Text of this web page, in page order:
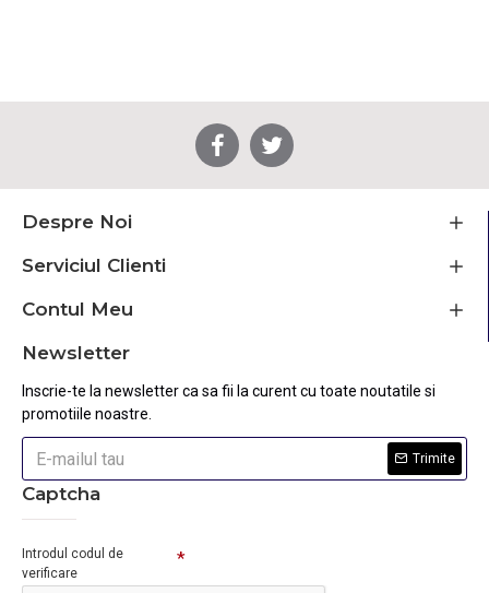
Despre Noi
Serviciul Clienti
Contul Meu
Newsletter
Inscrie-te la newsletter ca sa fii la curent cu toate noutatile si
promotiile noastre.
Trimite
Captcha
Introdul codul de
verificare